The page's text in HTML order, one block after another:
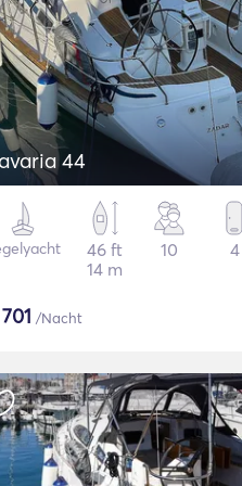
44
46 ft
14 m
10 4
701 /Nacht